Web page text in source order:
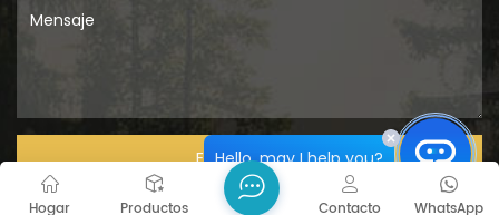
ENTREGAR
Hogar Productos WhatsApp
Contacto
Hello, may I help you?